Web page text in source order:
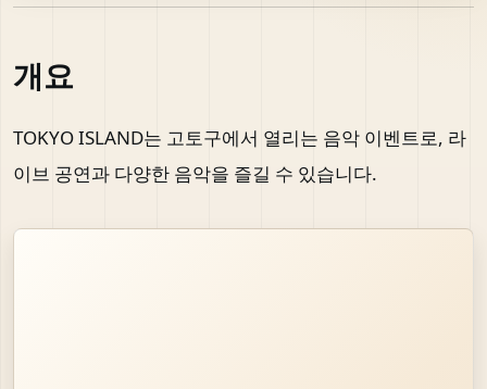
개요
TOKYO ISLAND는 고토구에서 열리는 음악 이벤트로, 라
이브 공연과 다양한 음악을 즐길 수 있습니다.